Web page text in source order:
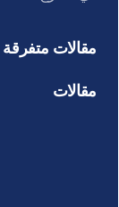
مقالات متفرقة
مقالات